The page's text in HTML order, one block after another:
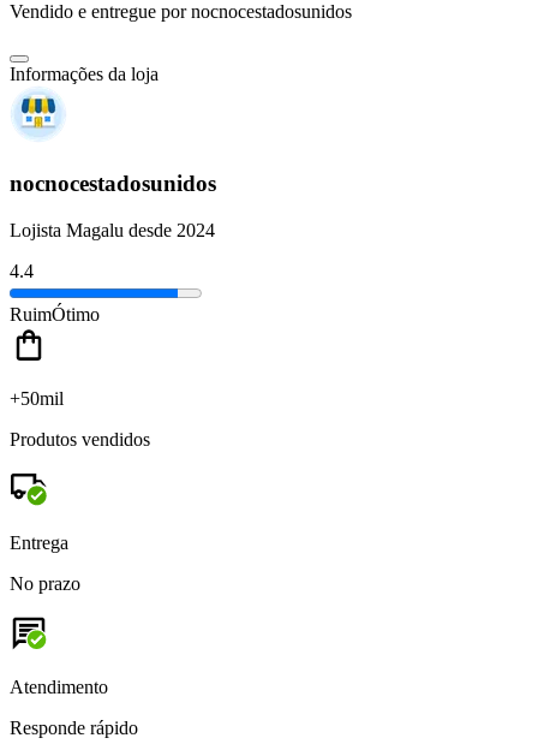
Vendido e entregue por nocnocestadosunidos
Informações da loja
nocnocestadosunidos
Lojista Magalu desde 2024
4.4
RuimÓtimo
+50mil
Produtos vendidos
Entrega
No prazo
Atendimento
Responde rápido